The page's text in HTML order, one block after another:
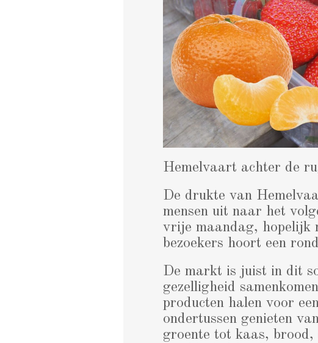
Hemelvaart achter de
De drukte van
mensen uit naar het
vrije maandag, hopelijk
bezoekers hoort een
De markt is juist in dit
gezelligheid
producten halen voor
ondertussen genieten
groente tot kaas, brood,